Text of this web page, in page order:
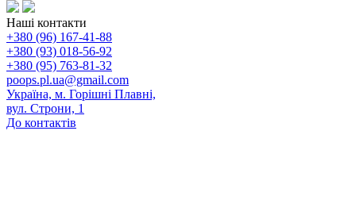
Наші контакти
+380 (96) 167-41-88
+380 (93) 018-56-92
+380 (95) 763-81-32
poops.pl.ua@gmail.com
Україна, м. Горішні Плавні,
вул. Строни, 1
До контактів